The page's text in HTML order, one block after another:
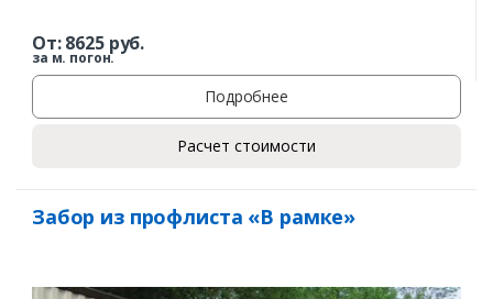
От:8625руб.
за м. погон.
Подробнее
Расчет стоимости
Забор из профлиста «В рамке»